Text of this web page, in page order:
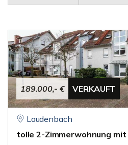
189.000,- € VERKAUFT
Laudenbach
tolle 2-Zimmerwohnung mit